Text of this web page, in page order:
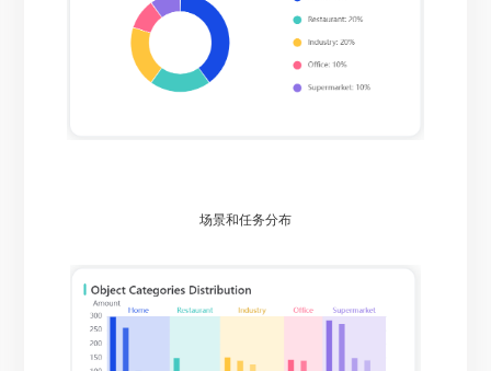
场景和任务分布